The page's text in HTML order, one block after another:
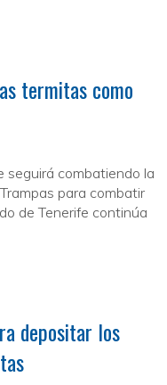
termitas como
seguirá combatiendo la
para combatir
de Tenerife continúa
depositar los